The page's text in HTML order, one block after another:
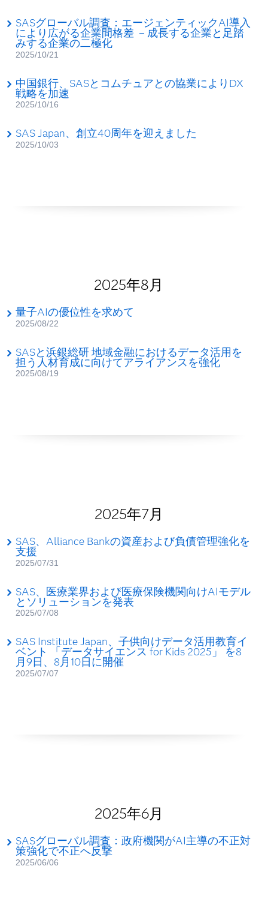
SASグローバル調査：エージェンティックAI導入
により広がる企業間格差 －成長する企業と足踏
みする企業の二極化
2025/10/21
中国銀行、SASとコムチュアとの協業によりDX
戦略を加速
2025/10/16
SAS Japan、創立40周年を迎えました
2025/10/03
2025年8月
量子AIの優位性を求めて
2025/08/22
SASと浜銀総研 地域金融におけるデータ活用を
担う人材育成に向けてアライアンスを強化
2025/08/19
2025年7月
SAS、Alliance Bankの資産および負債管理強化を
支援
2025/07/31
SAS、医療業界および医療保険機関向けAIモデル
とソリューションを発表
2025/07/08
SAS Institute Japan、子供向けデータ活用教育イ
ベント 「データサイエンス for Kids 2025」 を8
月9日、8月10日に開催
2025/07/07
2025年6月
SASグローバル調査：政府機関がAI主導の不正対
策強化で不正へ反撃
2025/06/06